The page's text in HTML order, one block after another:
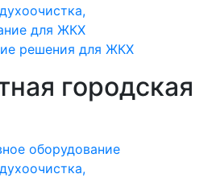
для ЖКХ
решения для ЖКХ
городская
оборудование